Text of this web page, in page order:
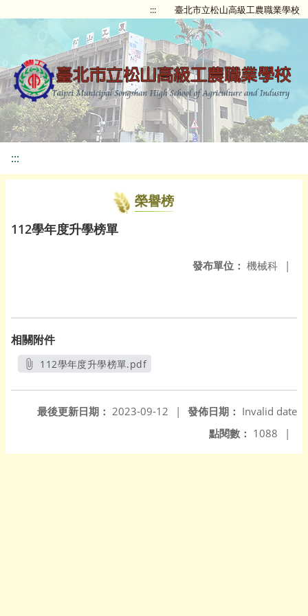
::: 臺北市立松山高級工農職業學校
:::
榮譽榜
112學年度升學榜單
發布單位： 機械科 |
相關附件
112學年度升學榜單.pdf
發佈日期： Invalid date
最後更新日期： 2023-09-12
|
點閱數： 1088 |